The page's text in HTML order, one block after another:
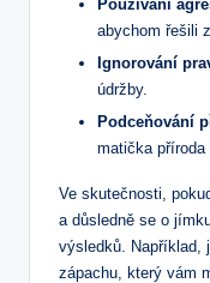
Používání
abychom řešili
Ignorování
údržby.
Podceňování
matička
Ve skutečnosti,
a důsledně se o
výsledků. Například,
zápachu, který vám